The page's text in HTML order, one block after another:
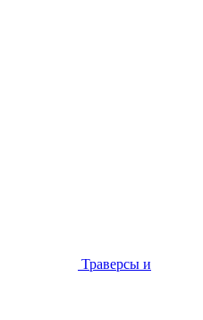
Траверсы и